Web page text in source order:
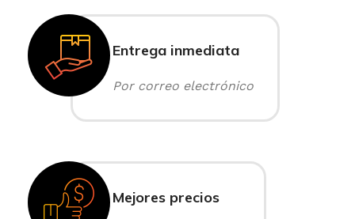
Entrega inmediata
Por correo electrónico
Mejores precios